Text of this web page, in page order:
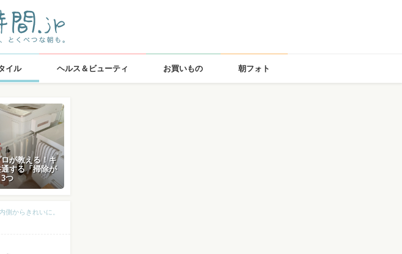
イル ヘルス＆ビューティ お買いもの 朝フォト
が教える！キ
する「掃除が
つ
側からきれいに。